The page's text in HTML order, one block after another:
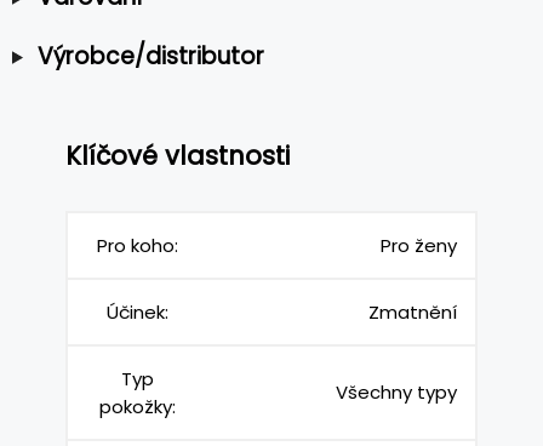
Výrobce/distributor
Klíčové vlastnosti
Pro koho: Pro ženy
Účinek: Zmatnění
Typ
pokožky:
Všechny typy